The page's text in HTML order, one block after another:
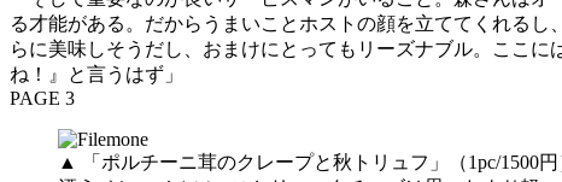
る才能がある。だからうまいことホストの顔を立ててくれる
らに美味しそうだし、おまけにとってもリーズナブル。ここ
ね！』と言うはず」
PAGE 3
▲ 「ポルチーニ茸のクレープと秋トリュフ」（1pc/1500